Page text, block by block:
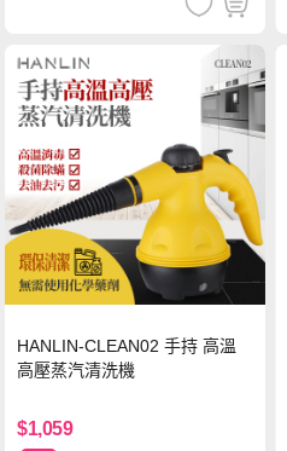
HANLIN-CLEAN02 手持 高溫
高壓蒸汽清洗機
$1,059